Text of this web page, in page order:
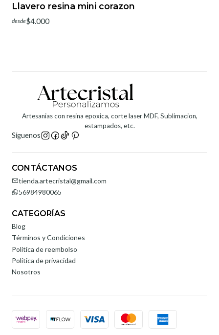
Llavero resina mini corazon
desde$4.000
Artesanias con resina epoxica, corte laser MDF, Sublimacion,
estampados, etc.
Síguenos
CONTÁCTANOS
tienda.artecristal@gmail.com
56984980065
CATEGORÍAS
Blog
Términos y Condiciones
Política de reembolso
Política de privacidad
Nosotros